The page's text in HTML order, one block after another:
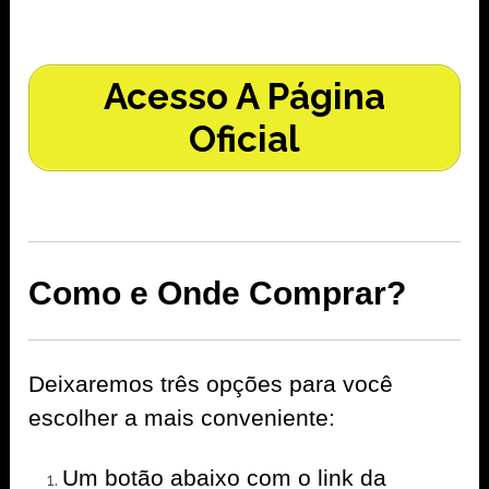
Acesso A Página
Oficial
Como e Onde Comprar?
Deixaremos três opções para você
escolher a mais conveniente:
Um botão abaixo com o link da